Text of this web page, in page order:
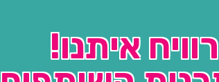
איתנו!